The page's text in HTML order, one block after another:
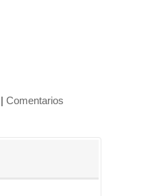
| Comentarios